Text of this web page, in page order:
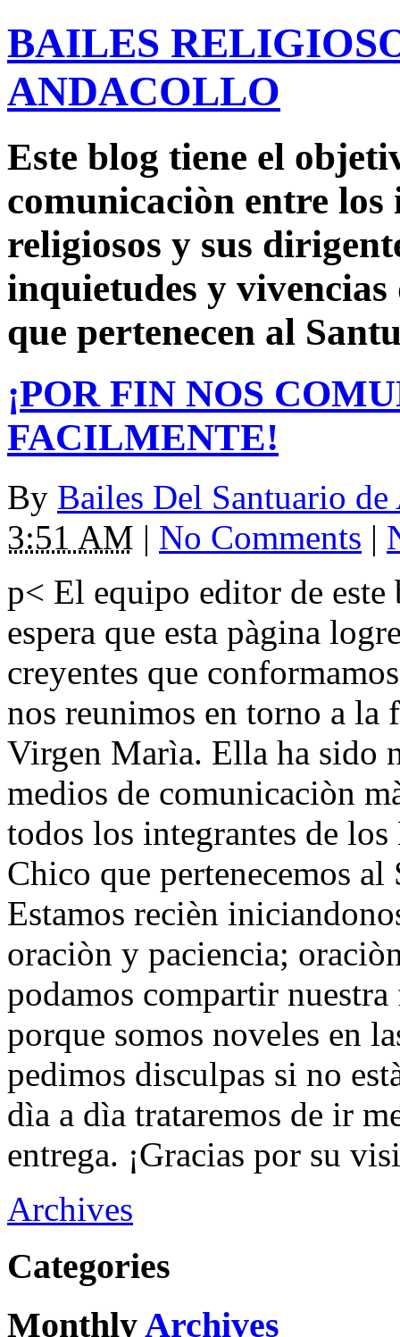
BAILES
ANDACOLLO
Este blog tiene el
comunicaciòn entre los
religiosos y sus
inquietudes y vivencias
que pertenecen al
¡POR FIN NOS
FACILMENTE!
By Bailes Del Santuario
3:51 AM | No Comments |
p< El equipo editor de
espera que esta pàgina
creyentes que
nos reunimos en torno a la
Virgen Marìa. Ella ha sido
medios de comunicaciòn
todos los integrantes de
Chico que pertenecemos
Estamos recièn
oraciòn y paciencia;
podamos compartir
porque somos noveles en
pedimos disculpas si no
dìa a dìa trataremos de ir
entrega. ¡Gracias por su
Archives
Categories
MonthlyArchives